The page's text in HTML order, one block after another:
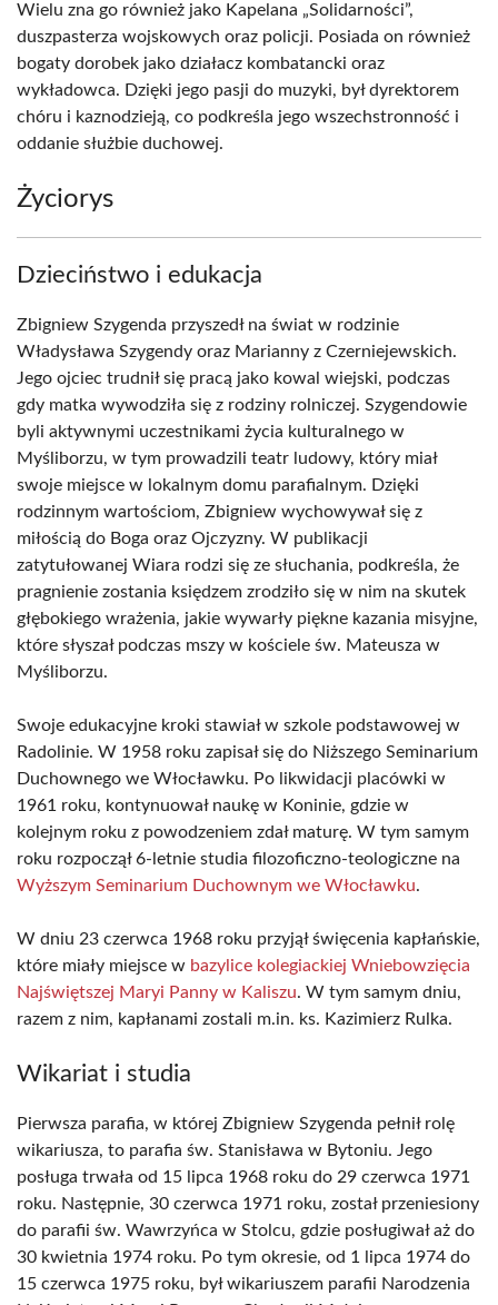
Wielu zna go również jako Kapelana „Solidarności”,
duszpasterza wojskowych oraz policji. Posiada on również
bogaty dorobek jako działacz kombatancki oraz
wykładowca. Dzięki jego pasji do muzyki, był dyrektorem
chóru i kaznodzieją, co podkreśla jego wszechstronność i
oddanie służbie duchowej.
Życiorys
Dzieciństwo i edukacja
Zbigniew Szygenda przyszedł na świat w rodzinie
Władysława Szygendy oraz Marianny z Czerniejewskich.
Jego ojciec trudnił się pracą jako kowal wiejski, podczas
gdy matka wywodziła się z rodziny rolniczej. Szygendowie
byli aktywnymi uczestnikami życia kulturalnego w
Myśliborzu, w tym prowadzili teatr ludowy, który miał
swoje miejsce w lokalnym domu parafialnym. Dzięki
rodzinnym wartościom, Zbigniew wychowywał się z
miłością do Boga oraz Ojczyzny. W publikacji
zatytułowanej Wiara rodzi się ze słuchania, podkreśla, że
pragnienie zostania księdzem zrodziło się w nim na skutek
głębokiego wrażenia, jakie wywarły piękne kazania misyjne,
które słyszał podczas mszy w kościele św. Mateusza w
Myśliborzu.
Swoje edukacyjne kroki stawiał w szkole podstawowej w
Radolinie. W 1958 roku zapisał się do Niższego Seminarium
Duchownego we Włocławku. Po likwidacji placówki w
1961 roku, kontynuował naukę w Koninie, gdzie w
kolejnym roku z powodzeniem zdał maturę. W tym samym
roku rozpoczął 6-letnie studia filozoficzno-teologiczne na
Wyższym Seminarium Duchownym we Włocławku.
W dniu 23 czerwca 1968 roku przyjął święcenia kapłańskie,
które miały miejsce w bazylice kolegiackiej Wniebowzięcia
Najświętszej Maryi Panny w Kaliszu. W tym samym dniu,
razem z nim, kapłanami zostali m.in. ks. Kazimierz Rulka.
Wikariat i studia
Pierwsza parafia, w której Zbigniew Szygenda pełnił rolę
wikariusza, to parafia św. Stanisława w Bytoniu. Jego
posługa trwała od 15 lipca 1968 roku do 29 czerwca 1971
roku. Następnie, 30 czerwca 1971 roku, został przeniesiony
do parafii św. Wawrzyńca w Stolcu, gdzie posługiwał aż do
30 kwietnia 1974 roku. Po tym okresie, od 1 lipca 1974 do
15 czerwca 1975 roku, był wikariuszem parafii Narodzenia